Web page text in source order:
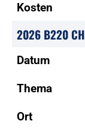
Kosten
2026 B220 CH
Datum
Thema
Ort